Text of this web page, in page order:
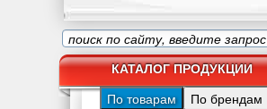
КАТАЛОГ ПРОДУКЦИИ
По товарам По брендам